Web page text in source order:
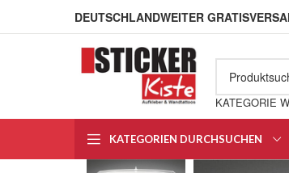
DEUTSCHLANDWEITER
KATEGORIE
KATEGORIEN DURCHSUCHEN